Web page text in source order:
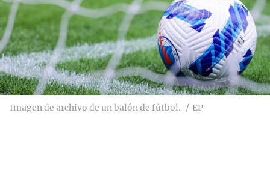
Imagen de archivo de un balón de fútbol. EP